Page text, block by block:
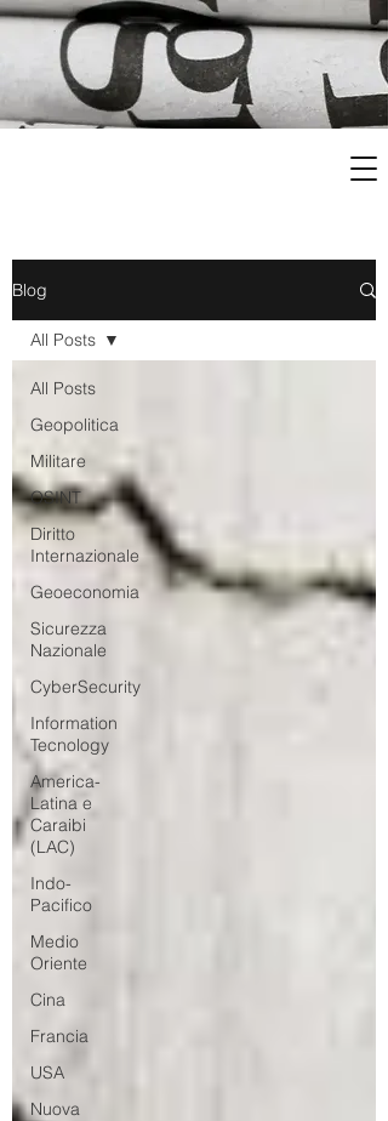
Blog
All Posts
Geopolitica
Militare
OSINT
Diritto
Internazionale
Geoeconomia
Sicurezza
Nazionale
CyberSecurity
Information
Tecnology
America-
Latina e
Caraibi
(LAC)
Indo-
Pacifico
Medio
Oriente
Cina
Francia
USA
Nuova
All Posts